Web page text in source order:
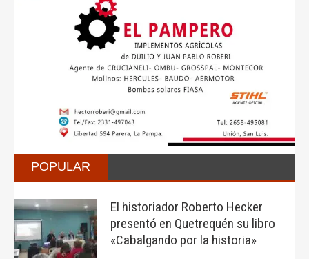
POPULAR
El historiador Roberto Hecker
presentó en Quetrequén su libro
«Cabalgando por la historia»